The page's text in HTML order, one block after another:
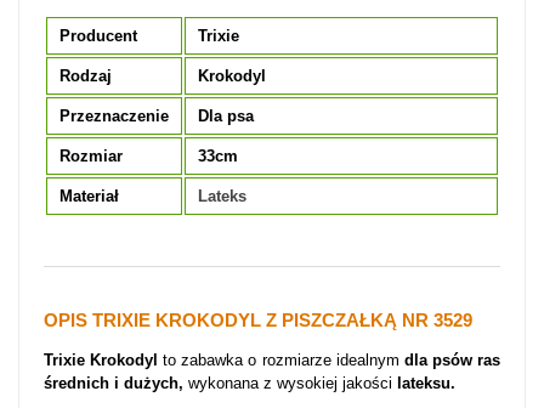
Producent Trixie
Rodzaj Krokodyl
Przeznaczenie Dla psa
Rozmiar 33cm
Materiał Lateks
OPIS TRIXIE KROKODYL Z PISZCZAŁKĄ NR 3529
Trixie Krokodylto zabawka o rozmiarze idealnym dla psów ras
średnich i dużych, wykonana z wysokiej jakości lateksu.